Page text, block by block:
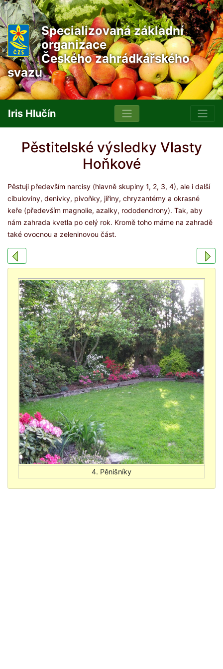
Specializovaná základní
organizace
Českého zahrádkářského
svazu
Iris Hlučín
Pěstitelské výsledky Vlasty
Hoňkové
Pěstuji především narcisy (hlavně skupiny 1, 2, 3, 4), ale i další
cibuloviny, denivky, pivoňky, jiřiny, chryzantémy a okrasné
keře (především magnolie, azalky, rododendrony). Tak, aby
nám zahrada kvetla po celý rok. Kromě toho máme na zahradě
také ovocnou a zeleninovou část.